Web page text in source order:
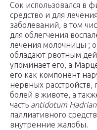
Сок использовался в
средство и для
заболеваний, в том
для облегчения
лечения молочницы ;
обладают рвотным
упоминает его, а
его как компонент
нервных
болей в животе, а
часть antidotum
паллиативного
внутренние жалобы.